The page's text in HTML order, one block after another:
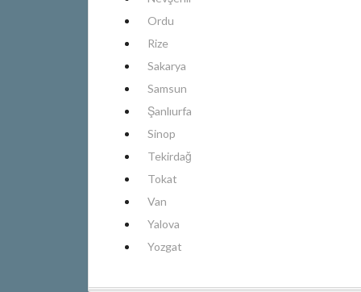
Ordu
Rize
Sakarya
Samsun
Şanlıurfa
Sinop
Tekirdağ
Tokat
Van
Yalova
Yozgat